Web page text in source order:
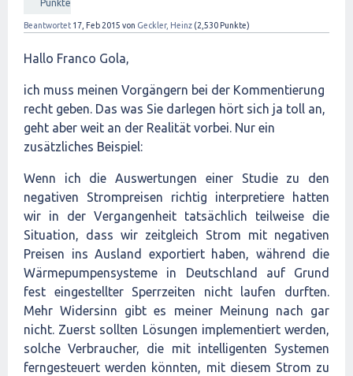
Punkte
Beantwortet 17, Feb 2015 von Geckler, Heinz (2,530 Punkte)
Hallo Franco Gola,
ich muss meinen Vorgängern bei der Kommentierung
recht geben. Das was Sie darlegen hört sich ja toll an,
geht aber weit an der Realität vorbei. Nur ein
zusätzliches Beispiel:
Wenn ich die Auswertungen einer Studie zu den
negativen Strompreisen richtig interpretiere hatten
wir in der Vergangenheit tatsächlich teilweise die
Situation, dass wir zeitgleich Strom mit negativen
Preisen ins Ausland exportiert haben, während die
Wärmepumpensysteme in Deutschland auf Grund
fest eingestellter Sperrzeiten nicht laufen durften.
Mehr Widersinn gibt es meiner Meinung nach gar
nicht. Zuerst sollten Lösungen implementiert werden,
solche Verbraucher, die mit intelligenten Systemen
ferngesteuert werden könnten, mit diesem Strom zu